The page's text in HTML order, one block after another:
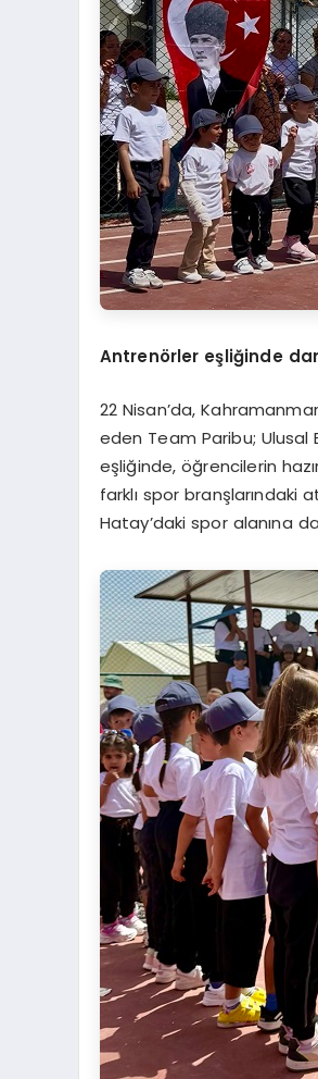
Antrenörler eşliğinde
22 Nisan’da,
eden Team Paribu; Ulusal
eşliğinde, öğrencilerin
farklı spor branşlarındaki
Hatay’daki spor alanına